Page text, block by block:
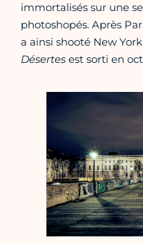
immortalisés sur une
photoshopés. Après
a ainsi shooté New
Désertes est sorti en